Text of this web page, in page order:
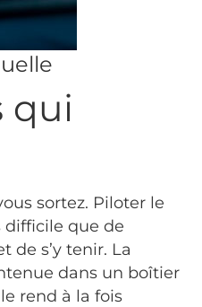
qui
sortez. Piloter le
difficile que de
de s’y tenir. La
dans un boîtier
rend à la fois